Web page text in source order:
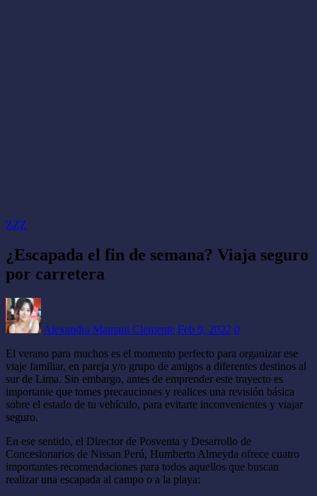
ZZZ
¿Escapada el fin de semana? Viaja seguro
por carretera
Alexandra Mamani Clemente Feb 9, 2022 0
El verano para muchos es el momento perfecto para organizar ese
viaje familiar, en pareja y/o grupo de amigos a diferentes destinos al
sur de Lima. Sin embargo, antes de emprender este trayecto es
importante que tomes precauciones y realices una revisión básica
sobre el estado de tu vehículo, para evitarte inconvenientes y viajar
seguro.
En ese sentido, el Director de Posventa y Desarrollo de
Concesionarios de Nissan Perú, Humberto Almeyda ofrece cuatro
importantes recomendaciones para todos aquellos que buscan
realizar una escapada al campo o a la playa: